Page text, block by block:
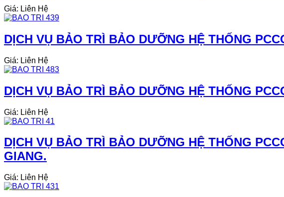
Giá: Liên Hệ
DỊCH VỤ BẢO TRÌ BẢO DƯỠNG HỆ THỐNG
Giá: Liên Hệ
DỊCH VỤ BẢO TRÌ BẢO DƯỠNG HỆ THỐNG
Giá: Liên Hệ
DỊCH VỤ BẢO TRÌ BẢO DƯỠNG HỆ THỐNG
GIANG.
Giá: Liên Hệ